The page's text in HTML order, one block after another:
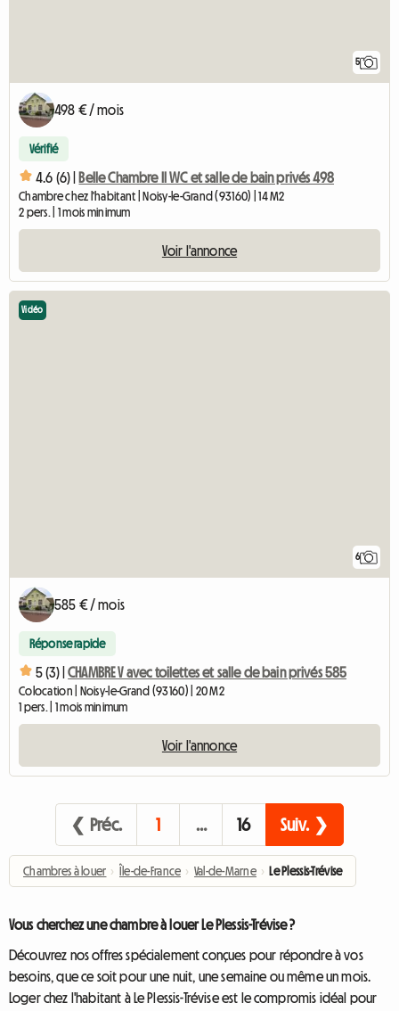
5
498 € / mois
Vérifié
4.6 (6) | Belle Chambre II WC et salle de bain privés 498
Chambre chez l'habitant | Noisy-le-Grand (93160) | 14 M2
2 pers. | 1 mois minimum
Voir l'annonce
6
Vidéo
585 € / mois
Réponse rapide
5 (3) | CHAMBRE V avec toilettes et salle de bain privés 585
Colocation | Noisy-le-Grand (93160) | 20 M2
1 pers. | 1 mois minimum
Voir l'annonce
❮ Préc. 1 … 16 Suiv. ❯
Chambres à louer › Île-de-France › Val-de-Marne › Le Plessis-Trévise
Vous cherchez une chambre à louer Le Plessis-Trévise ?
Découvrez nos offres spécialement conçues pour répondre à vos
besoins, que ce soit pour une nuit, une semaine ou même un mois.
Loger chez l'habitant à Le Plessis-Trévise est le compromis idéal pour